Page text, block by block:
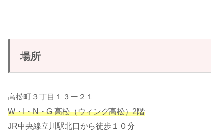
場所
高松町３丁目１３ー２１
W・I・N・G 高松（ウィング高松）2階
JR中央線立川駅北口から徒歩１０分